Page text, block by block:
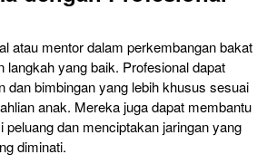
atau mentor dalam perkembangan bakat
langkah yang baik. Profesional dapat
dan bimbingan yang lebih khusus sesuai
anak. Mereka juga dapat membantu
dan menciptakan jaringan yang
diminati.